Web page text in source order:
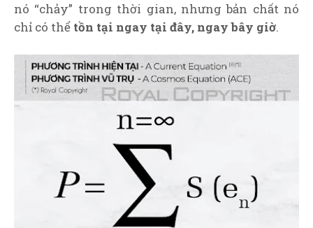
nó “chảy” trong thời gian, nhưng bản chất nó
chỉ có thể tồn tại ngay tại đây, ngay bây giờ.